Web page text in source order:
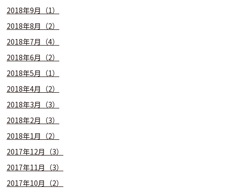
2018年9月（1）
2018年8月（2）
2018年7月（4）
2018年6月（2）
2018年5月（1）
2018年4月（2）
2018年3月（3）
2018年2月（3）
2018年1月（2）
2017年12月（3）
2017年11月（3）
2017年10月（2）